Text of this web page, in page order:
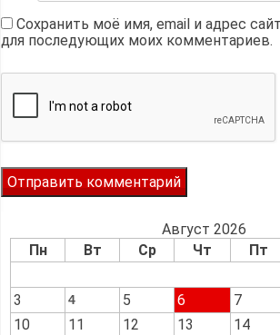
Сохранить моё имя, email и адрес
для последующих моих комментариев.
Август 2026
Пн
Вт Ср Чт Пт
3
4 5 6 7
10
11 12 13 14